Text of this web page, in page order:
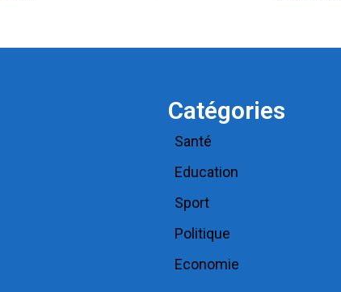
Catégories
Santé
Education
Sport
Politique
Economie